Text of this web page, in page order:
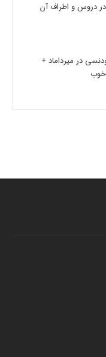
دروس و اطراف آن
در میرداماد +